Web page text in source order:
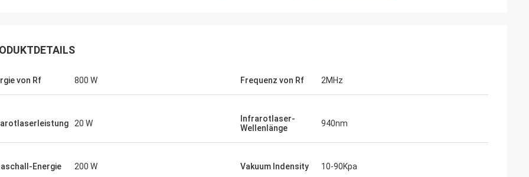
von Rf 800 W Frequenz von Rf 2MHz
20 W
Infrarotlaser-
Wellenlänge
940nm
Energie 200 W Vakuum Indensity 10-90Kpa